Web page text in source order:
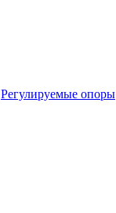
Регулируемые опоры